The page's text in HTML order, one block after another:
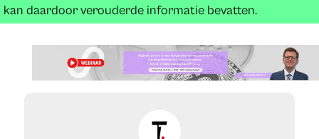
kan daardoor verouderde informatie bevatten.